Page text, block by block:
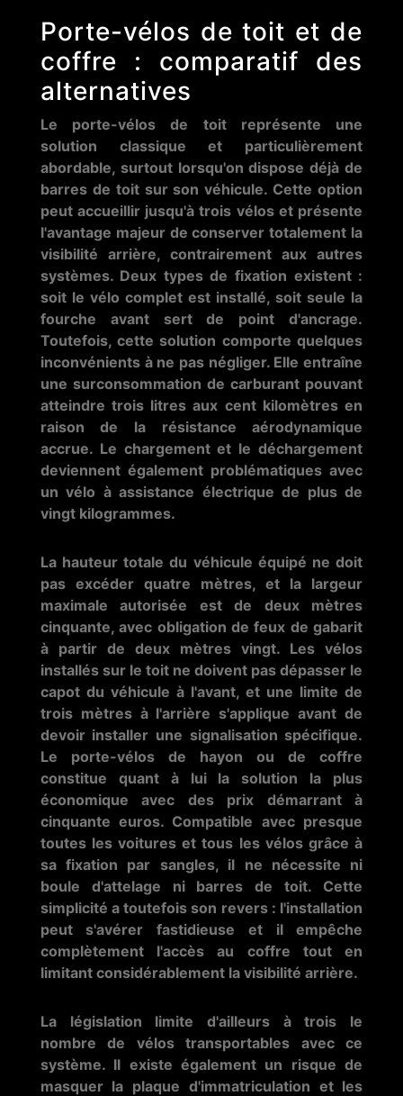
Porte-vélos de toit et de
coffre : comparatif des
alternatives
Le porte-vélos de toit représente une
solution classique et particulièrement
abordable, surtout lorsqu'on dispose déjà de
barres de toit sur son véhicule. Cette option
peut accueillir jusqu'à trois vélos et présente
l'avantage majeur de conserver totalement la
visibilité arrière, contrairement aux autres
systèmes. Deux types de fixation existent :
soit le vélo complet est installé, soit seule la
fourche avant sert de point d'ancrage.
Toutefois, cette solution comporte quelques
inconvénients à ne pas négliger. Elle entraîne
une surconsommation de carburant pouvant
atteindre trois litres aux cent kilomètres en
raison de la résistance aérodynamique
accrue. Le chargement et le déchargement
deviennent également problématiques avec
un vélo à assistance électrique de plus de
vingt kilogrammes.
La hauteur totale du véhicule équipé ne doit
pas excéder quatre mètres, et la largeur
maximale autorisée est de deux mètres
cinquante, avec obligation de feux de gabarit
à partir de deux mètres vingt. Les vélos
installés sur le toit ne doivent pas dépasser le
capot du véhicule à l'avant, et une limite de
trois mètres à l'arrière s'applique avant de
devoir installer une signalisation spécifique.
Le porte-vélos de hayon ou de coffre
constitue quant à lui la solution la plus
économique avec des prix démarrant à
cinquante euros. Compatible avec presque
toutes les voitures et tous les vélos grâce à
sa fixation par sangles, il ne nécessite ni
boule d'attelage ni barres de toit. Cette
simplicité a toutefois son revers : l'installation
peut s'avérer fastidieuse et il empêche
complètement l'accès au coffre tout en
limitant considérablement la visibilité arrière.
La législation limite d'ailleurs à trois le
nombre de vélos transportables avec ce
système. Il existe également un risque de
masquer la plaque d'immatriculation et les